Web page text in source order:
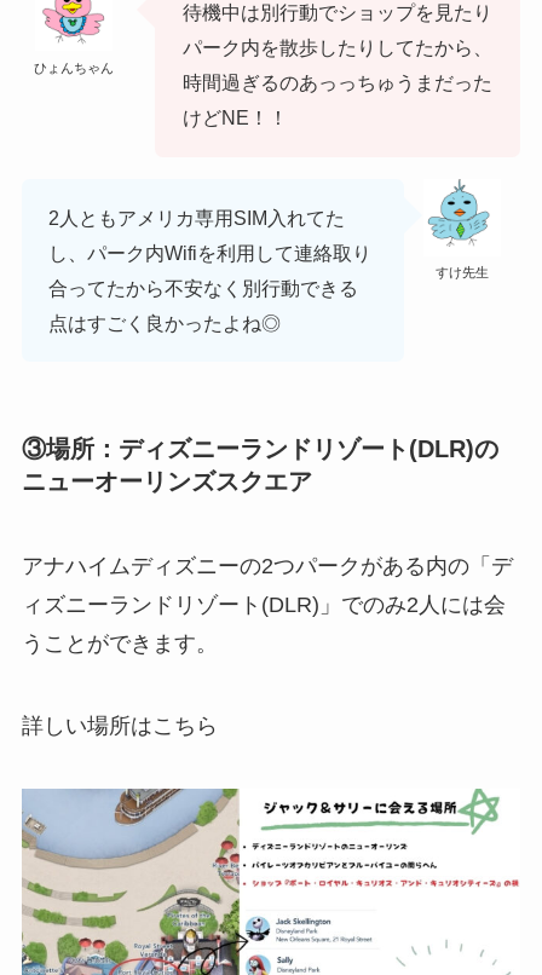
ひょんちゃん
待機中は別行動でショップを見たり
パーク内を散歩したりしてたから、
時間過ぎるのあっっちゅうまだった
けどNE！！
すけ先生
2人ともアメリカ専用SIM入れてた
し、パーク内Wifiを利用して連絡取り
合ってたから不安なく別行動できる
点はすごく良かったよね◎
③場所： ディズニーランドリゾート(DLR)の
ニューオーリンズスクエア
アナハイムディズニーの2つパークがある内の「デ
ィズニーランドリゾート(DLR)」でのみ2人には会
うことができます。
詳しい場所はこちら